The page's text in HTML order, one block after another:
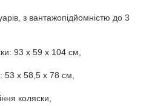
з вантажопідйомністю до 3
93 х 59 х 104 см,
53 х 58,5 х 78 см,
коляски,